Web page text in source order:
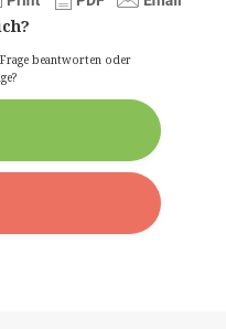
beantworten oder